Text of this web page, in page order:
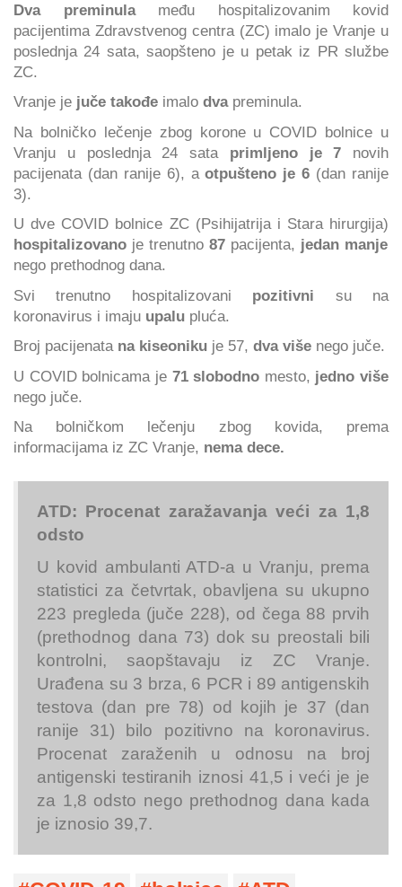
Dva preminulameđu hospitalizovanim kovid
pacijentima Zdravstvenog centra (ZC) imalo je Vranje u
poslednja 24 sata, saopšteno je u petak iz PR službe
ZC.
Vranje je juče takođe imalo dvapreminula.
Na bolničko lečenje zbog korone u COVID bolnice u
Vranju u poslednja 24 sata primljeno je 7 novih
pacijenata (dan ranije 6), aotpušteno je 6 (dan ranije
3).
U dve COVID bolnice ZC (Psihijatrija i Stara hirurgija)
hospitalizovano je trenutno 87 pacijenta, jedan manje
nego prethodnog dana.
Svi trenutno hospitalizovani pozitivni su na
koronavirus i imaju upalu pluća.
Broj pacijenata na kiseoniku je 57, dva više nego juče.
U COVID bolnicama je 71 slobodno mesto, jedno više
nego juče.
Na bolničkom lečenju zbog kovida, prema
informacijama iz ZC Vranje, nema dece.
ATD: Procenat zaražavanja veći za 1,8
odsto
U kovid ambulanti ATD-a u Vranju, prema
statistici za četvrtak, obavljena su ukupno
223 pregleda (juče 228), od čega 88 prvih
(prethodnog dana 73) dok su preostali bili
kontrolni, saopštavaju iz ZC Vranje.
Urađena su 3 brza, 6 PCR i 89 antigenskih
testova (dan pre 78) od kojih je 37 (dan
ranije 31) bilo pozitivno na koronavirus.
Procenat zaraženih u odnosu na broj
antigenski testiranih iznosi 41,5 i veći je je
za 1,8 odsto nego prethodnog dana kada
je iznosio 39,7.